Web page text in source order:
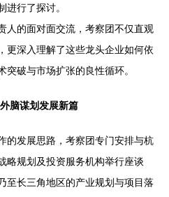
进行了探讨。
人的面对面交流，考察团不仅直观
更深入理解了这些龙头企业如何依
破与市场扩张的良性循环。
脑谋划发展新篇
的发展思路，考察团专门安排与杭
略规划及投资服务机构举行座谈
至长三角地区的产业规划与项目落